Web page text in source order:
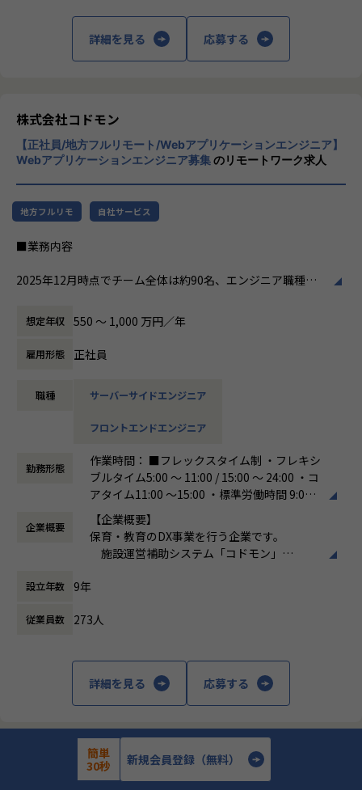
- ユーザーに向けてのコミュニケーション設計
- リリース後の様々なリスクへの対応計画
現場ではただ指示された業務を行うのではなく、プロジェク
トの目的をふまえKPIを達成するためにどのような施策を行
うべきか？施策を実施することで本当にKPIが達成できるの
約4,500万人規模のユーザを抱える大規模なメディアを通し
にも繋げていただける大きな成長機会です。
共有会や勉強会を通じてさらにスキルアップをしていくこと
ナレッジ向上施策として、動画、書籍等の学習教材の購入や
カンファレンス参加を会社負担でサポート。
さらに、業界の牽引者をメンターとして招いた講習など、ト
レンドのキャッチアップを見据えた取り組みも行なっていま
ご参照ください
環境を感じていただけたら
・【社員インタビュー】Wantedly...https://www.wantedly.c
om/companies/nijibox/feed
・【メンバー執筆】Qiita...https://qiita.com/organization
・【運営メディア】POSTD…https://postd.cc/
私たちはこの言葉を企業のVisionとしていま
す。
とらえること。
期待を大きく超える新たな価値を共に創り出
すこと。皆さまがサービスの成長を志したと
きに、
真っ先にニジボックスを思い浮かべていただ
詳細を見る 応募する
株式会社コドモン
【正社員/地方フルリモート/Webアプリケーションエンジニア】
Webアプリケーションエンジニア募集のリモートワーク求人
地方フルリモ 自社サービス
■業務内容
2025年12月時点でチーム全体は約90名、エンジニア職種は7
エンジニア・PdM・UI/UXデザイナーといった異なる職種の
メンバーが同じチームに属しており、各チーム5～10名ほど
で構成しています。
チームやプロジェクトチームにわかれており、それぞれのチ
や機能改善を進めています。またCoDMONを他業態施設（学
めの機能開発も行っています。
またそれらと並行し、メインプロダクトの技術的な課題への
取り組みも強化しています。例えば技術的負債に関しては、
現在では事業計画をもとに、負債返済の戦略とロードマップ
を作成し、優先度を考えながら進めています。
このような新しいチャレンジやプロダクトの課題解決を、一
ユーザーからの改善要望やユーザーインタビューなどを通し
て、ユーザーの課題を明確にし、プロダクトの改善に活かし
く、必要に応じてエンジニアも同席するので、ユーザーの課
題を深く理解できる環境です。
また、これまで部としては別々だった開発チームとサポート
想定年収 550 〜 1,000 万円／年
雇用形態 正社員
職種 サーバーサイドエンジニア
フロントエンドエンジニア
勤務形態
作業時間： ■フレックスタイム制 ・フレキシ
ブルタイム5:00 〜 11:00 / 15:00 〜 24:00 ・コ
アタイム11:00 〜15:00 ・標準労働時間 9:0
0〜18:00
働き方：フレックス制（コアタイムあり）
時間外労働の有無： 有（月平均20時間）
休憩時間： 60分
企業概要
【企業概要】
保育・教育のDX事業を行う企業です。
施設運営補助システム「コドモン」
発育・発達・教育に関するビックデータの
etc...
と心のゆとりを」というコンセプトのもと、
以下の三つの方針を軸にシステム開発・サー
ビス提供をおこなっています。
（1）こども施設の価値向上を実現する、ICT
ツールの提供と社会インフラの構築
（2）豊かな子育てを実現する、個々の家庭
設立年数 9年
従業員数 273人
詳細を見る 応募する
株式会社ニジボックス
簡単
30秒
新規会員登録（無料）